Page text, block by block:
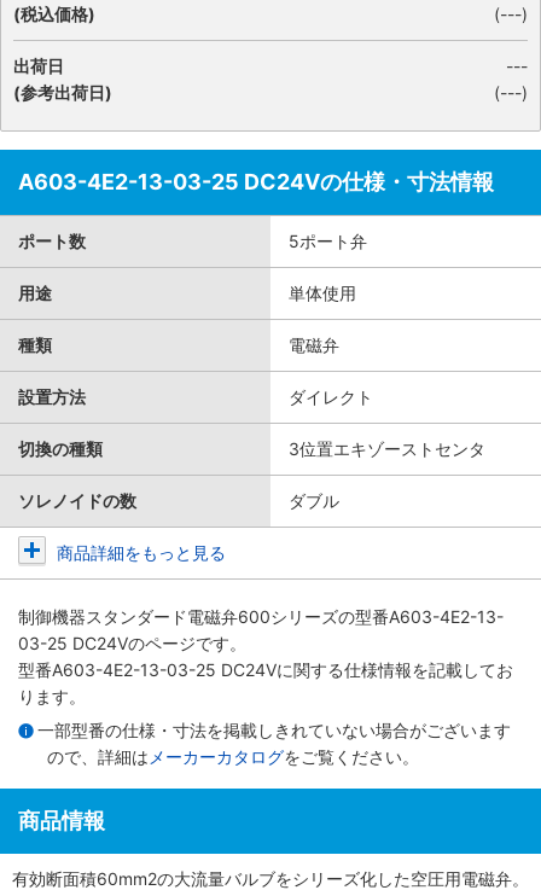
(税込価格)
(---)
出荷日
(参考出荷日)
---
(---)
A603-4E2-13-03-25 DC24Vの仕様・寸法情報
ポート数 5ポート弁
用途 単体使用
種類 電磁弁
設置方法 ダイレクト
切換の種類 3位置エキゾーストセンタ
ソレノイドの数 ダブル
商品詳細をもっと見る
制御機器スタンダード電磁弁600シリーズの型番A603-4E2-13-
03-25 DC24Vのページです。
型番A603-4E2-13-03-25 DC24Vに関する仕様情報を記載してお
ります。
一部型番の仕様・寸法を掲載しきれていない場合がございます
ので、詳細は メーカーカタログをご覧ください。
商品情報
有効断面積60mm2の大流量バルブをシリーズ化した空圧用電磁弁。